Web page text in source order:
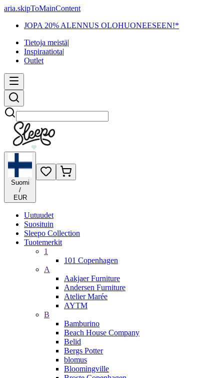
aria.skipToMainContent
JOPA 20% ALENNUS OLOHUONEESEEN!*
Tietoja meistä|
Inspiraatiota|
Outlet
Etsi
Suomi
/
EUR
Uutuudet
Suosituin
Sleepo Collection
Tuotemerkit
1
101 Copenhagen
A
Aakjaer Furniture
Andersen Furniture
Atelier Marée
AYTM
B
Bamburino
Beach House Company
Belid
Bergs Potter
blomus
Bloomingville